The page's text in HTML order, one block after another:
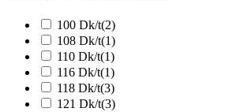
100 Dk/t(2)
108 Dk/t(1)
110 Dk/t(1)
116 Dk/t(1)
118 Dk/t(3)
121 Dk/t(3)